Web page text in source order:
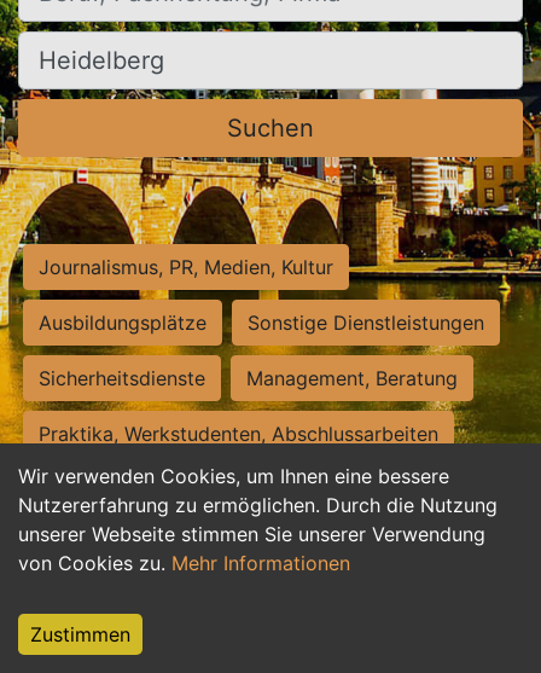
Wir verwenden Cookies, um Ihnen eine bessere
Nutzererfahrung zu ermöglichen. Durch die Nutzung
unserer Webseite stimmen Sie unserer Verwendung
von Cookies zu. Mehr Informationen
Zustimmen
Ort, Stadt
Suchen
Journalismus, PR, Medien, Kultur
Ausbildungsplätze Sonstige Dienstleistungen
Sicherheitsdienste Management, Beratung
Praktika, Werkstudenten, Abschlussarbeiten
Personalwesen Assistenz, Sekretariat
Hilfskräfte, Aushilfs- und Nebenjobs
Weiterbildung, Studium, duale Ausbildung